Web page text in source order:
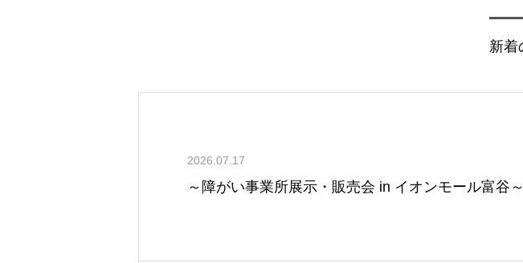
新着
2026.07.17
～障がい事業所展示・販売会 in イオンモール富谷